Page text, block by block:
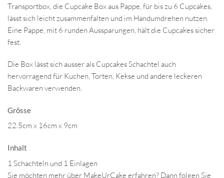
Transportbox, die Cupcake Box aus Pappe, für bis zu 6 Cupcakes,
lässt sich leicht zusammenfalten und im Handumdrehen nutzen.
Eine Pappe, mit 6 runden Aussparungen, hält die Cupcakes sicher
fest.
Die Box lässt sich ausser als Cupcakes Schachtel auch
hervorragend für Kuchen, Torten, Kekse und andere leckeren
Backwaren verwenden.
Grösse
22.5cm x 16cm x 9cm
Inhalt
1 Schachteln und 1 Einlagen
Sie möchten mehr über MakeUrCake erfahren? Dann folgen Sie